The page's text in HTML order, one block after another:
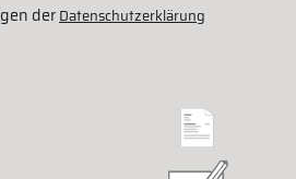
derDatenschutzerklärung